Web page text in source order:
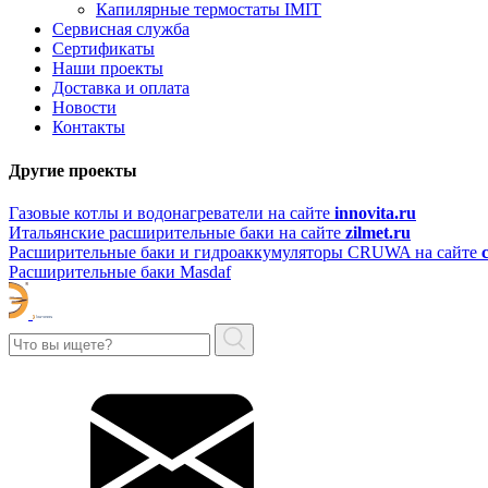
Капилярные термостаты IMIT
Сервисная служба
Сертификаты
Наши проекты
Доставка и оплата
Новости
Контакты
Другие проекты
Газовые котлы и водонагреватели на сайте innovita.ru
Итальянские расширительные баки на сайте zilmet.ru
Расширительные баки и гидроаккумуляторы CRUWA на сайте
Расширительные баки Masdaf